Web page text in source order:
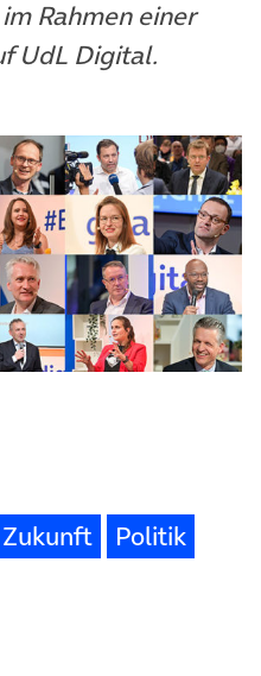
Rahmen einer
UdL Digital.
Politik